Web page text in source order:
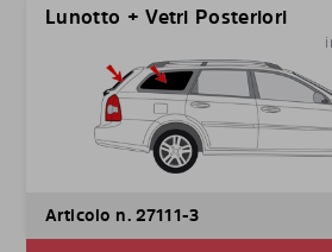
Lunotto + Vetri Posteriori
Articolo n. 27111-3